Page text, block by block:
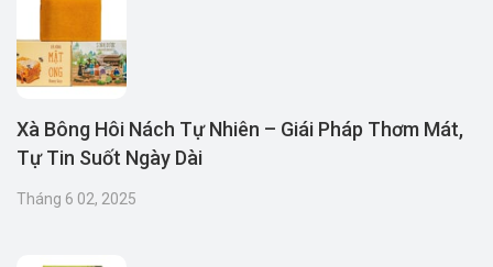
Xà Bông Hôi Nách Tự Nhiên – Giái Pháp Thơm Mát,
Tự Tin Suốt Ngày Dài
Tháng 6 02, 2025